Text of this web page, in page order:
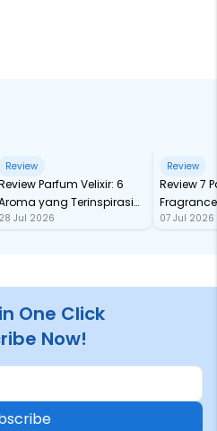
Review
Parfum Velixir: 6
yang Terinspirasi
dari Karakter Mitologi
28 Jul 2026
Review
Review 7
tahan
07 Jul 2026
in One Click
Now!